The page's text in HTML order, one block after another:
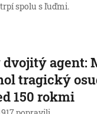
spolu s ľuďmi.
agent:
tragický
150 rokmi